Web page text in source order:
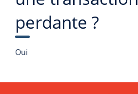
perdante ?
Oui